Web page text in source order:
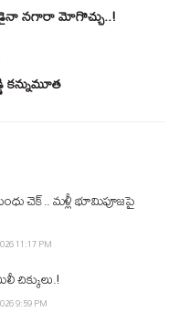
నగారా మోగొచ్చు..!
కన్నుమూత
చెక్.. మళ్లీ భూమిపూజపై
11:17 PM
9:59 PM